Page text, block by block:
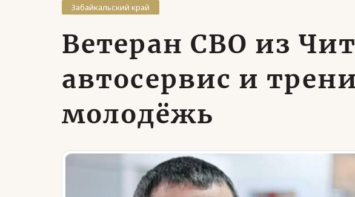
Забайкальский край
Ветеран СВО из
автосервис и
молодёжь